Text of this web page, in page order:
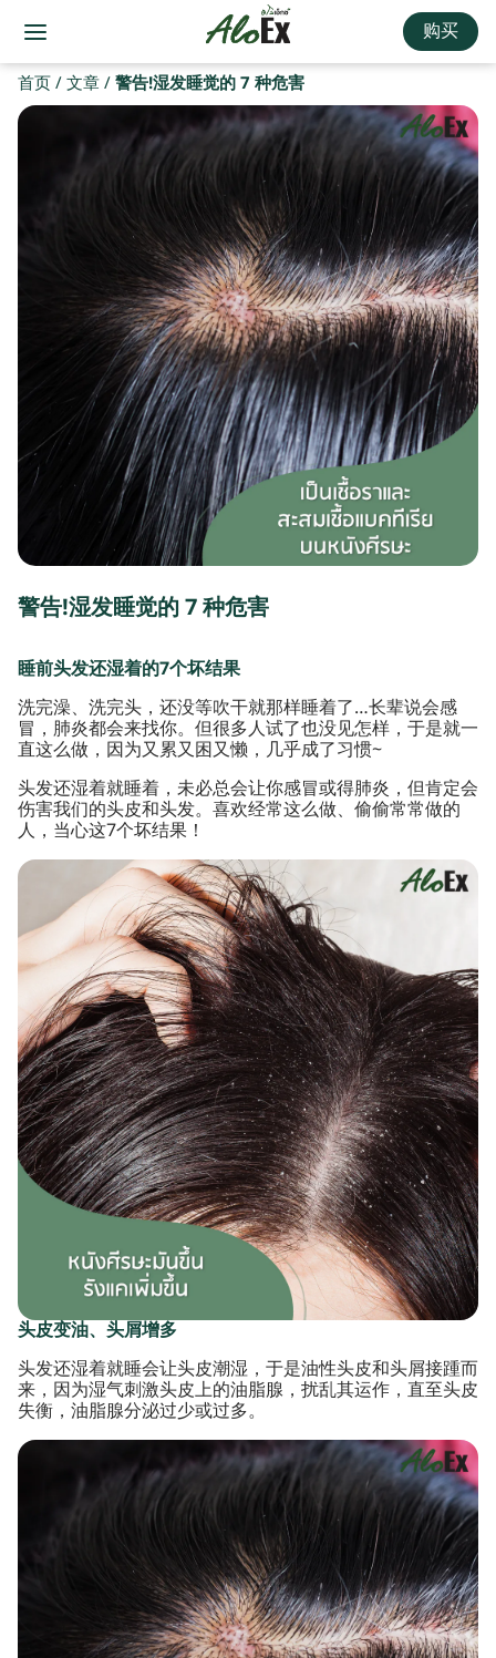
购买
首页/文章/警告!湿发睡觉的 7 种危害
警告!湿发睡觉的 7 种危害
睡前头发还湿着的7个坏结果
洗完澡、洗完头，还没等吹干就那样睡着了…长辈说会感
冒，肺炎都会来找你。但很多人试了也没见怎样，于是就一
直这么做，因为又累又困又懒，几乎成了习惯~
头发还湿着就睡着，未必总会让你感冒或得肺炎，但肯定会
伤害我们的头皮和头发。喜欢经常这么做、偷偷常常做的
人，当心这7个坏结果！
头皮变油、头屑增多
头发还湿着就睡会让头皮潮湿，于是油性头皮和头屑接踵而
来，因为湿气刺激头皮上的油脂腺，扰乱其运作，直至头皮
失衡，油脂腺分泌过少或过多。